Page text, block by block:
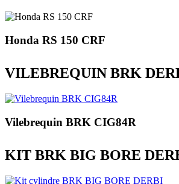
Honda RS 150 CRF
VILEBREQUIN BRK
Vilebrequin BRK CIG84R
KIT BRK BIG BORE